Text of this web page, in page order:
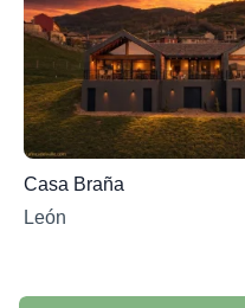
Casa Braña
León